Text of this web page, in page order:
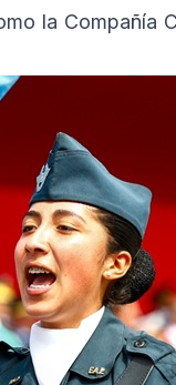
la Compañía